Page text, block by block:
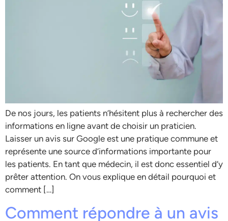
De nos jours, les patients n’hésitent plus à rechercher des
informations en ligne avant de choisir un praticien.
Laisser un avis sur Google est une pratique commune et
représente une source d’informations importante pour
les patients. En tant que médecin, il est donc essentiel d’y
prêter attention. On vous explique en détail pourquoi et
comment […]
Comment répondre à un avis